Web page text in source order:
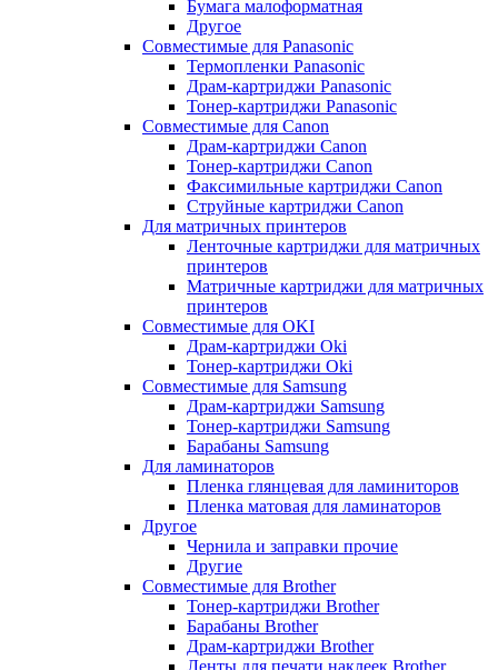
Бумага малоформатная
Другое
Совместимые для Panasonic
Термопленки Panasonic
Драм-картриджи Panasonic
Тонер-картриджи Panasonic
Совместимые для Canon
Драм-картриджи Canon
Тонер-картриджи Canon
Факсимильные картриджи Canon
Струйные картриджи Canon
Для матричных принтеров
Ленточные картриджи для матричных
принтеров
Матричные картриджи для матричных
принтеров
Совместимые для OKI
Драм-картриджи Oki
Тонер-картриджи Oki
Совместимые для Samsung
Драм-картриджи Samsung
Тонер-картриджи Samsung
Барабаны Samsung
Для ламинаторов
Пленка глянцевая для ламиниторов
Пленка матовая для ламинаторов
Другое
Чернила и заправки прочие
Другие
Совместимые для Brother
Тонер-картриджи Brother
Барабаны Brother
Драм-картриджи Brother
Ленты для печати наклеек Brother